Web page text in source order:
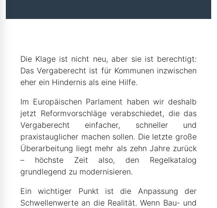
Die Klage ist nicht neu, aber sie ist berechtigt:
Das Vergaberecht ist für Kommunen inzwischen
eher ein Hindernis als eine Hilfe.
Im Europäischen Parlament haben wir deshalb
jetzt Reformvorschläge verabschiedet, die das
Vergaberecht einfacher, schneller und
praxistauglicher machen sollen. Die letzte große
Überarbeitung liegt mehr als zehn Jahre zurück
– höchste Zeit also, den Regelkatalog
grundlegend zu modernisieren.
Ein wichtiger Punkt ist die Anpassung der
Schwellenwerte an die Realität. Wenn Bau- und